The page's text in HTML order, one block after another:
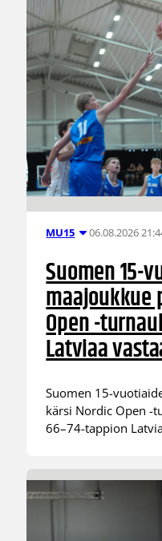
MU15 06.08.2026
Suomen 15-
maajoukkue
Open -
Latviaa
Suomen 15-
kärsi Nordic Open -
66–74-tappion